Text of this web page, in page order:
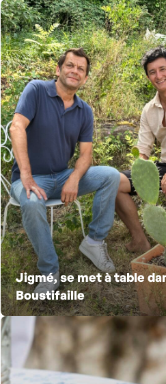
Jigmé, se met à table
Boustifaille